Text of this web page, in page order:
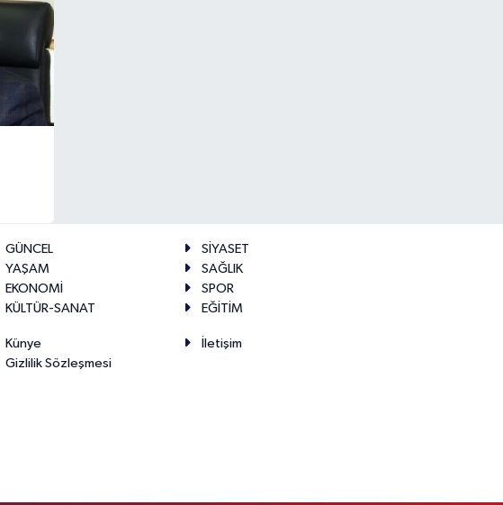
GÜNCEL
SİYASET
YAŞAM
SAĞLIK
EKONOMİ
SPOR
KÜLTÜR-SANAT
EĞİTİM
Künye
İletişim
Gizlilik Sözleşmesi